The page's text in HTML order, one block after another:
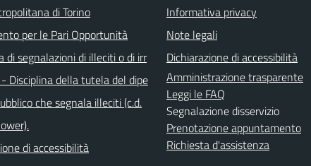
di Torino
per le Pari Opportunità
di segnalazioni di illeciti o di irr
Disciplina della tutela del dipe
che segnala illeciti (c.d.
di accessibilità
Informativa privacy
Note legali
Dichiarazione di accessibilità
Amministrazione trasparente
Leggi le FAQ
Segnalazione disservizio
Prenotazione appuntamento
Richiesta d'assistenza